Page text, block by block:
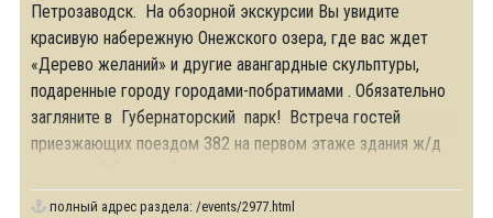
Петрозаводск. На обзорной экскурсии Вы увидите
красивую набережную Онежского озера, где вас ждет
«Дерево желаний» и другие авангардные скульптуры,
подаренные городу городами-побратимами . Обязательно
загляните в Губернаторский парк! Встреча гостей
приезжающих поездом 382 на первом этаже здания ж/д
полный адрес раздела: /events/2977.html